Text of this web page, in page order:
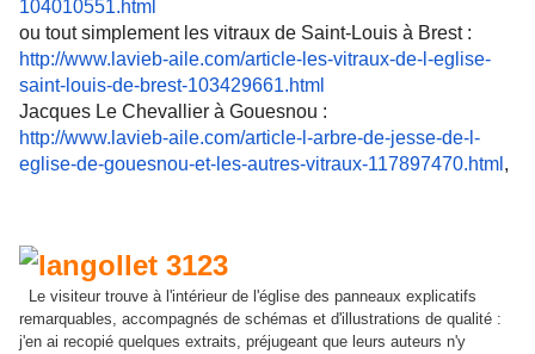
104010551.html
ou tout simplement les vitraux de Saint-Louis à Brest :
http://www.lavieb-aile.com/article-les-vitraux-de-l-eglise-
saint-louis-de-brest-103429661.html
Jacques Le Chevallier à Gouesnou :
http://www.lavieb-aile.com/article-l-arbre-de-jesse-de-l-
eglise-de-gouesnou-et-les-autres-vitraux-117897470.html ,
Le visiteur trouve à l'intérieur de l'église des panneaux explicatifs
remarquables, accompagnés de schémas et d'illustrations de qualité :
j'en ai recopié quelques extraits, préjugeant que leurs auteurs n'y